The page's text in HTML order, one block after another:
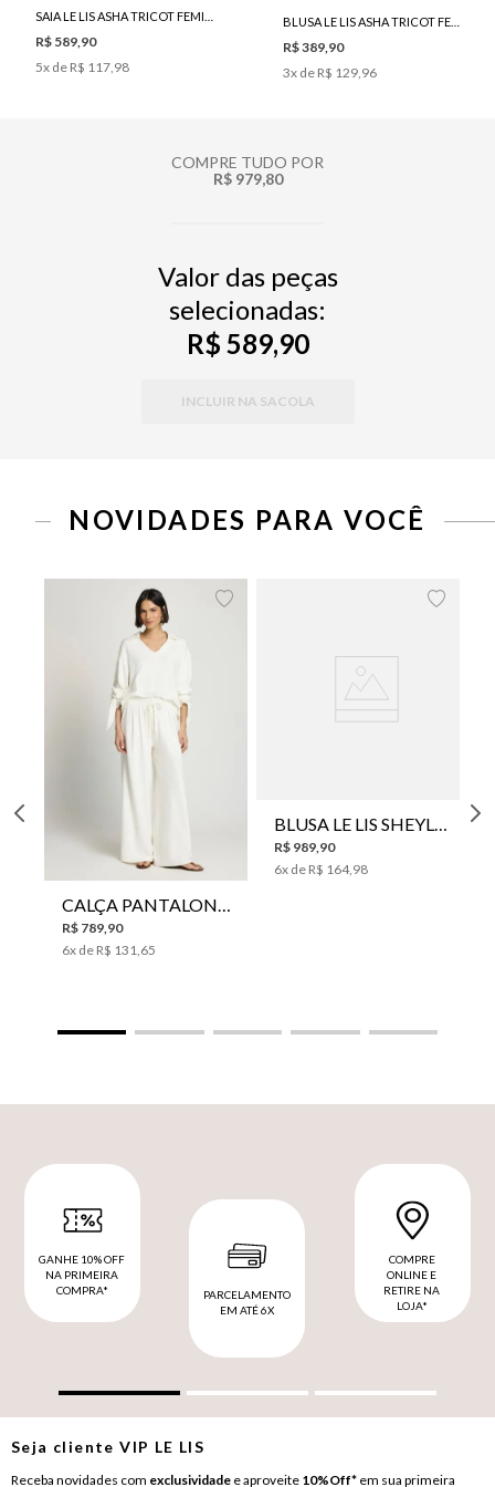
R$ 589,90
5x de R$ 117,98
R$ 389,90
3x de R$ 129,96
COMPRE TUDO POR
R$ 979,80
Valor das peças
selecionadas:
R$ 589,90
INCLUIR NA SACOLA
NOVIDADES PARA VOCÊ
CALÇA PANTALONA LE LIS HORI FEMININA
R$ 789,90
6x de R$ 131,65
R$ 989 90
6x de R$ 164, 98
GANHE 10% OFF
NA PRIMEIRA
COMPRA*
PARCELAMENTO
EM ATÉ 6X
COMPRE
ONLINE E
RETIRE NA
LOJA*
Seja clienteVIP LE LIS
Receba novidades com exclusividade e aproveite 10%Off* em sua primeira